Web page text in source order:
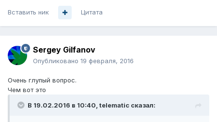
Вставить ник Цитата
Sergey Gilfanov
Опубликовано 19 февраля, 2016
Очень глупый вопрос.
Чем вот это
В 19.02.2016 в 10:40, telematic сказал: